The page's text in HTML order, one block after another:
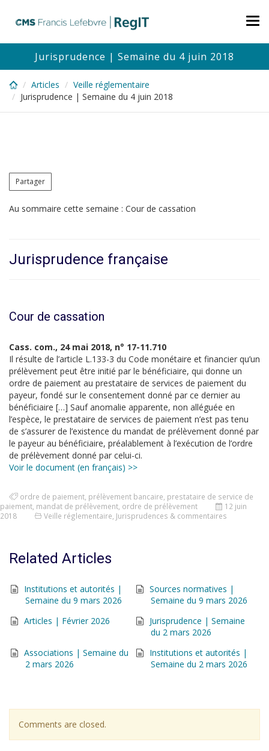
content
Jurisprudence | Semaine du 4 juin 2018
Articles
Veille réglementaire
Jurisprudence | Semaine du 4 juin 2018
Partager
Au sommaire cette semaine : Cour de cassation
Jurisprudence française
Cour de cassation
Cass. com., 24 mai 2018, n° 17-11.710
Il résulte de l’article L.133-3 du Code monétaire et financier qu’un
prélèvement peut être initié par le bénéficiaire, qui donne un
ordre de paiement au prestataire de services de paiement du
payeur, fondé sur le consentement donné par ce dernier au
bénéficiaire […] Sauf anomalie apparente, non alléguée en
l’espèce, le prestataire de services de paiement n’est pas tenu
de s’assurer de l’existence du mandat de prélèvement donné par
le payeur au bénéficiaire, préalablement à l’exécution de l’ordre
de prélèvement donné par celui-ci.
Voir le document (en français) >>
ordre de paiement prélèvement bancaire prestataire de service de
paiement mandat de prélèvement ordre de prélèvement
12 juin
2018
Veille réglementaire Jurisprudences & commentaires
Related Articles
Institutions et autorités |
Semaine du 9 mars 2026
Sources normatives |
Semaine du 9 mars 2026
Articles | Février 2026
Jurisprudence | Semaine
du 2 mars 2026
Associations | Semaine du
2 mars 2026
Institutions et autorités |
Semaine du 2 mars 2026
Comments are closed.